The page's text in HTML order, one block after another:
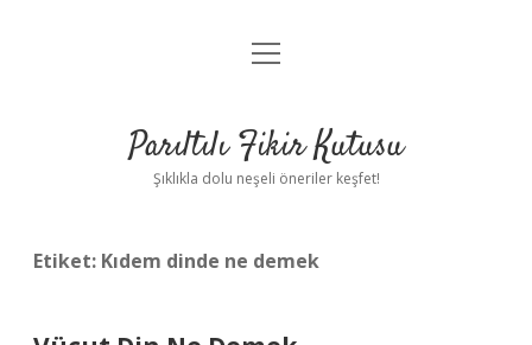
Anasayfa
Yasal Uyarı
menüyü
Parıltılı Fikir Kutusu
Şıklıkla dolu neşeli öneriler keşfet!
Etiket: Kıdem dinde ne demek